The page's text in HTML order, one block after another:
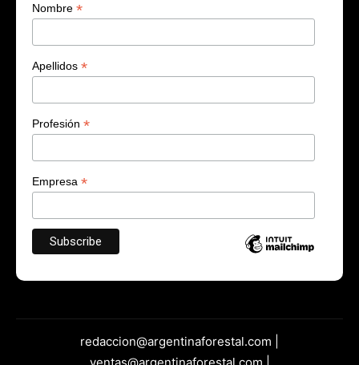
Nombre *
Apellidos *
Profesión *
Empresa *
redaccion@argentinaforestal.com |